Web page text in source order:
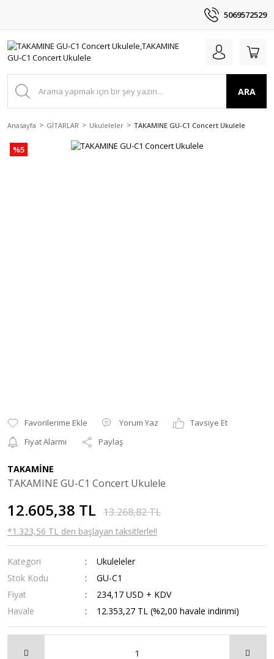
5069572529
ARA
Anasayfa GİTARLAR Ukuleleler TAKAMINE GU-C1 Concert Ukulele
%5
Yorum Yaz
Tavsiye Et
Fiyat Alarmı
Paylaş
TAKAMİNE
TAKAMINE GU-C1 Concert Ukulele
12.605,38 TL 13.268,82 TL
*1.323,56 TL den başlayan taksitlerle!!
Kategori
Ukuleleler
Stok Kodu
GU-C1
Fiyat
234,17 USD + KDV
Havale
12.353,27 TL (%2,00 havale indirimi)